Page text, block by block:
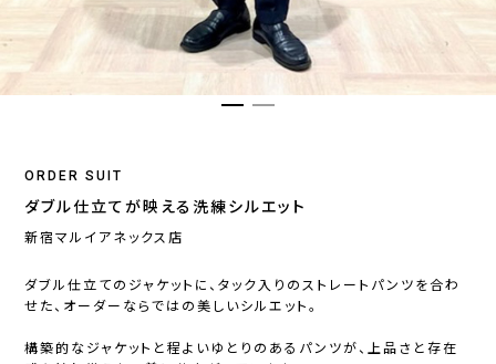
ORDER SUIT
ダブル仕立てが映える洗練シルエット
新宿マルイアネックス店
ダブル仕立てのジャケットに、タック入りのストレートパンツを合わ
せた、オーダーならではの美しいシルエット。
構築的なジャケットと程よいゆとりのあるパンツが、上品さと存在